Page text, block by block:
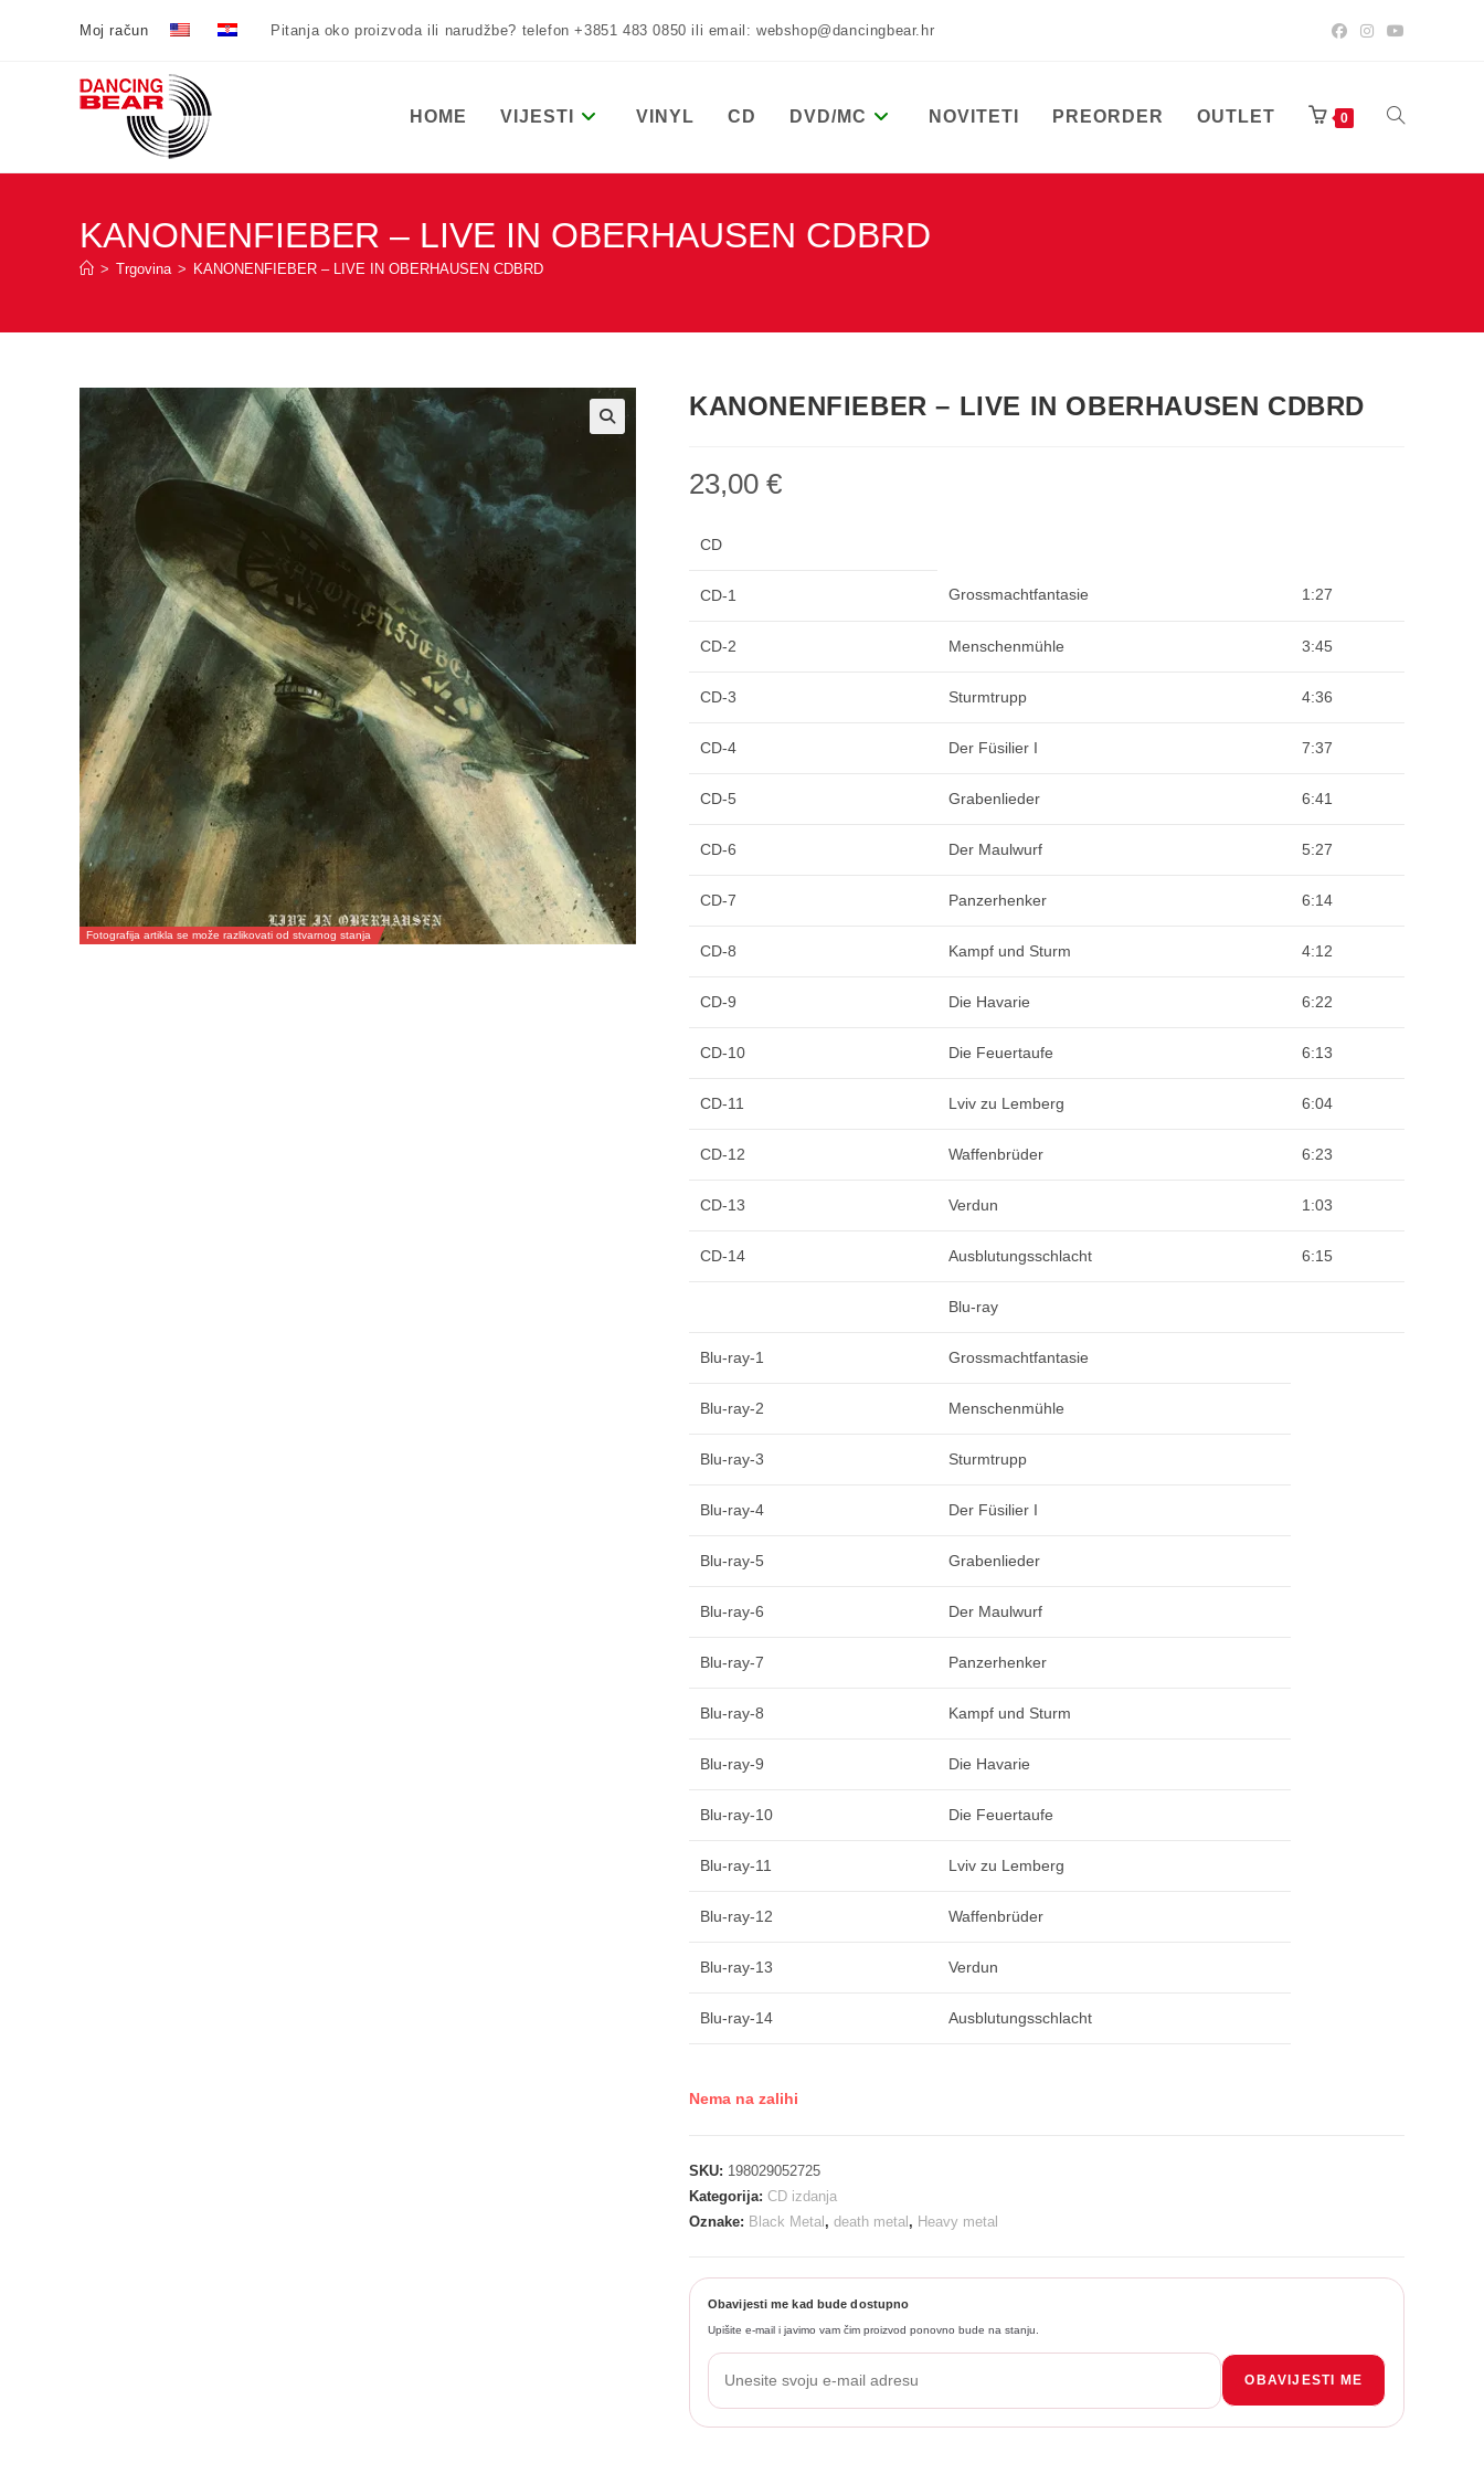
Moj račun Pitanja oko proizvoda ili narudžbe? telefon +3851 483 0850 ili email: webshop@dancingbear.hr
HOME VIJESTI VINYL CD DVD/MC NOVITETI PREORDER OUTLET 0 UKLJUČI/
WEB-
KANONENFIEBER – LIVE IN OBERHAUSEN CDBRD
> Trgovina > KANONENFIEBER – LIVE IN OBERHAUSEN CDBRD
Fotografija artikla se može razlikovati od stvarnog stanja
KANONENFIEBER – LIVE IN OBERHAUSEN CDBRD
23,00 €
CD
CD-1 Grossmachtfantasie 1:27
CD-2 Menschenmühle 3:45
CD-3 Sturmtrupp 4:36
CD-4 Der Füsilier I 7:37
CD-5 Grabenlieder 6:41
CD-6 Der Maulwurf 5:27
CD-7 Panzerhenker 6:14
CD-8 Kampf und Sturm 4:12
CD-9 Die Havarie 6:22
CD-10 Die Feuertaufe 6:13
CD-11 Lviv zu Lemberg 6:04
CD-12 Waffenbrüder 6:23
CD-13 Verdun 1:03
CD-14 Ausblutungsschlacht 6:15
Blu-ray
Blu-ray-1 Grossmachtfantasie
Blu-ray-2 Menschenmühle
Blu-ray-3 Sturmtrupp
Blu-ray-4 Der Füsilier I
Blu-ray-5 Grabenlieder
Blu-ray-6 Der Maulwurf
Blu-ray-7 Panzerhenker
Blu-ray-8 Kampf und Sturm
Blu-ray-9 Die Havarie
Blu-ray-10 Die Feuertaufe
Blu-ray-11 Lviv zu Lemberg
Blu-ray-12 Waffenbrüder
Blu-ray-13 Verdun
Blu-ray-14 Ausblutungsschlacht
Nema na zalihi
SKU: 198029052725
Kategorija: CD izdanja
Oznake: Black Metal, death metal, Heavy metal
Obavijesti me kad bude dostupno
Upišite e-mail i javimo vam čim proizvod ponovno bude na stanju.
OBAVIJESTI ME